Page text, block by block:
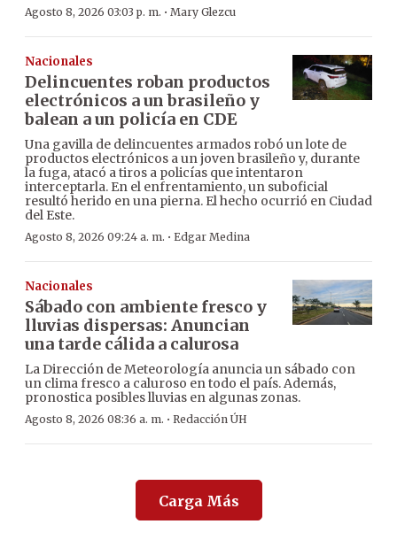
Agosto 8, 2026 03:03 p. m. · Mary Glezcu
Nacionales
Delincuentes roban productos
electrónicos a un brasileño y
balean a un policía en CDE
Una gavilla de delincuentes armados robó un lote de
productos electrónicos a un joven brasileño y, durante
la fuga, atacó a tiros a policías que intentaron
interceptarla. En el enfrentamiento, un suboficial
resultó herido en una pierna. El hecho ocurrió en Ciudad
del Este.
Agosto 8, 2026 09:24 a. m. · Edgar Medina
Nacionales
Sábado con ambiente fresco y
lluvias dispersas: Anuncian
una tarde cálida a calurosa
La Dirección de Meteorología anuncia un sábado con
un clima fresco a caluroso en todo el país. Además,
pronostica posibles lluvias en algunas zonas.
Agosto 8, 2026 08:36 a. m. · Redacción ÚH
Carga Más